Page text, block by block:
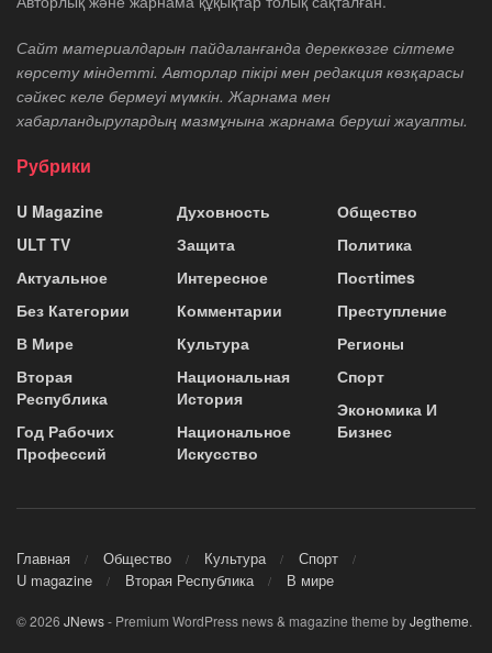
Сайт материалдарын пайдаланғанда дереккөзге сілтеме
көрсету міндетті. Авторлар пікірі мен редакция көзқарасы
сәйкес келе бермеуі мүмкін. Жарнама мен
хабарландырулардың мазмұнына жарнама беруші жауапты.
Рубрики
U Magazine
ULT TV
Актуальное
Без Категории
В Мире
Вторая
Республика
Год Рабочих
Профессий
Духовность
Защита
Интересное
Комментарии
Культура
Национальная
История
Национальное
Искусство
Общество
Политика
Постtimes
Преступление
Регионы
Спорт
Экономика И
Бизнес
Главная Общество Культура
Спорт
U magazine
Вторая Республика В мире
© 2026 JNews- Premium WordPress news & magazine theme byJegtheme.